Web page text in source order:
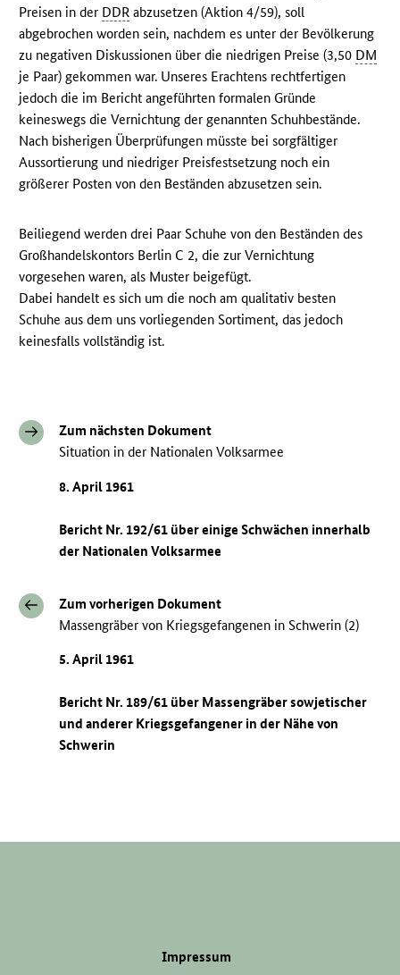
Preisen in der DDR abzusetzen (Aktion 4/59), soll
abgebrochen worden sein, nachdem es unter der Bevölkerung
zu negativen Diskussionen über die niedrigen Preise (3,50 DM
je Paar) gekommen war. Unseres Erachtens rechtfertigen
jedoch die im Bericht angeführten formalen Gründe
keineswegs die Vernichtung der genannten Schuhbestände.
Nach bisherigen Überprüfungen müsste bei sorgfältiger
Aussortierung und niedriger Preisfestsetzung noch ein
größerer Posten von den Beständen abzusetzen sein.
Beiliegend werden drei Paar Schuhe von den Beständen des
Großhandelskontors Berlin C 2, die zur Vernichtung
vorgesehen waren, als Muster beigefügt.
Dabei handelt es sich um die noch am qualitativ besten
Schuhe aus dem uns vorliegenden Sortiment, das jedoch
keinesfalls vollständig ist.
Zum nächsten Dokument
Situation in der Nationalen Volksarmee
8. April 1961
Bericht Nr. 192/61 über einige Schwächen innerhalb
der Nationalen Volksarmee
Zum vorherigen Dokument
Massengräber von Kriegsgefangenen in Schwerin (2)
5. April 1961
Bericht Nr. 189/61 über Massengräber sowjetischer
und anderer Kriegsgefangener in der Nähe von
Schwerin
Impressum